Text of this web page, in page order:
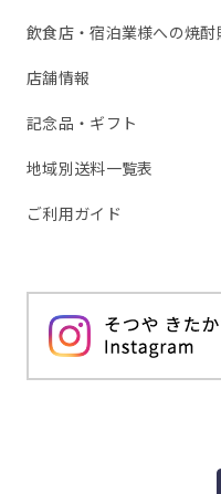
飲食店・宿泊業様への焼酎
店舗情報
記念品・ギフト
地域別送料一覧表
ご利用ガイド